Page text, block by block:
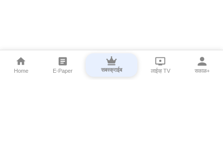
Home E-Paper सबस्क्राईब लाईव्ह TV सकाळ+